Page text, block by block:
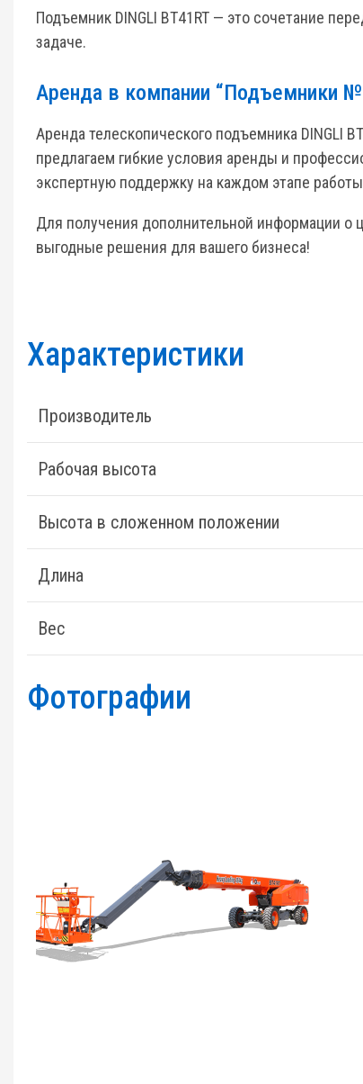
Подъемник DINGLI BT41RT — это сочетание
задаче.
Аренда в компании “Подъемники
Аренда телескопического подъемника DINGLI
предлагаем гибкие условия аренды и
экспертную поддержку на каждом этапе
Для получения дополнительной информации о
выгодные решения для вашего бизнеса!
Характеристики
Производитель
Рабочая высота
Высота в сложенном положении
Длина
Вес
Фотографии